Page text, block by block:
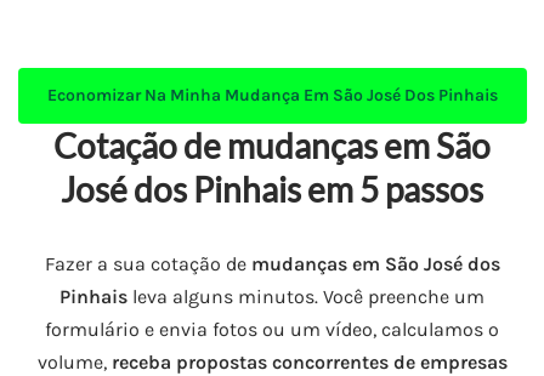
Economizar Na Minha Mudança Em São José Dos Pinhais
Cotação de mudanças em São
José dos Pinhais em 5 passos
Fazer a sua cotação de mudanças em São José dos
Pinhais leva alguns minutos. Você preenche um
formulário e envia fotos ou um vídeo, calculamos o
volume, receba propostas concorrentes de empresas